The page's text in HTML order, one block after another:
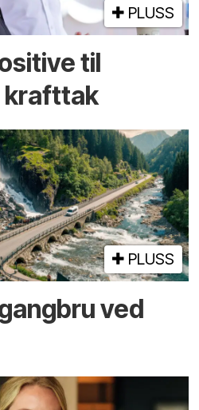
PLUSS
til
krafttak
PLUSS
ved